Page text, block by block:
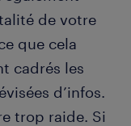
de votre
que cela
cadrés les
d’infos.
trop raide. Si